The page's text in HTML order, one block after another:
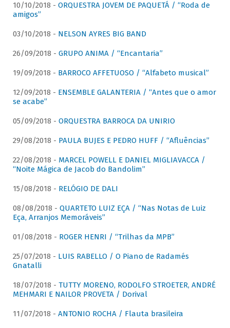
10/10/2018 - ORQUESTRA JOVEM DE PAQUETÁ / “Roda de
amigos”
03/10/2018 - NELSON AYRES BIG BAND
26/09/2018 - GRUPO ANIMA / “Encantaria”
19/09/2018 - BARROCO AFFETUOSO / “Alfabeto musical”
12/09/2018 - ENSEMBLE GALANTERIA / “Antes que o amor
se acabe”
05/09/2018 - ORQUESTRA BARROCA DA UNIRIO
29/08/2018 - PAULA BUJES E PEDRO HUFF / “Afluências”
22/08/2018 - MARCEL POWELL E DANIEL MIGLIAVACCA /
“Noite Mágica de Jacob do Bandolim”
15/08/2018 - RELÓGIO DE DALI
08/08/2018 - QUARTETO LUIZ EÇA / “Nas Notas de Luiz
Eça, Arranjos Memoráveis”
01/08/2018 - ROGER HENRI / “Trilhas da MPB”
25/07/2018 - LUIS RABELLO / O Piano de Radamés
Gnatalli
18/07/2018 - TUTTY MORENO, RODOLFO STROETER, ANDRÉ
MEHMARI E NAILOR PROVETA / Dorival
11/07/2018 - ANTONIO ROCHA / Flauta brasileira